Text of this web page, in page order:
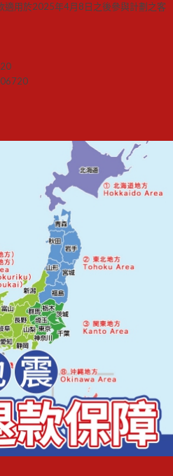
適用於2025年4月8日之後參與計劃之客